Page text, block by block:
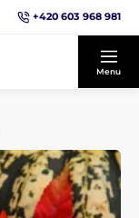
+420 603 968 981
Menu